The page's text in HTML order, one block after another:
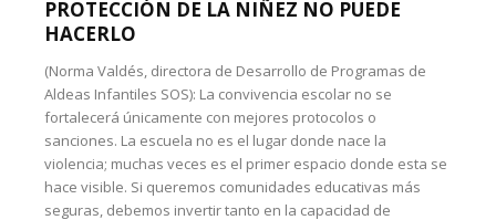
PROTECCIÓN DE LA NIÑEZ NO PUEDE
HACERLO
(Norma Valdés, directora de Desarrollo de Programas de
Aldeas Infantiles SOS): La convivencia escolar no se
fortalecerá únicamente con mejores protocolos o
sanciones. La escuela no es el lugar donde nace la
violencia; muchas veces es el primer espacio donde esta se
hace visible. Si queremos comunidades educativas más
seguras, debemos invertir tanto en la capacidad de